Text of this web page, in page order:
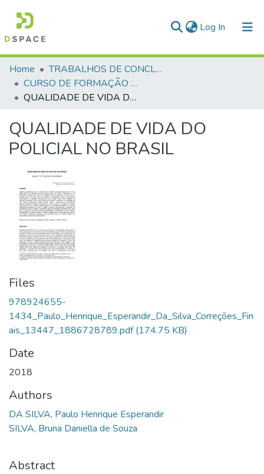
Log In (current)
Communities & Collections
All of DSpace
Home
TRABALHOS DE CONCLUSÃO DE CURSO - CFP (CURSO DE FORMAÇÃO DE PRAÇAS)
CURSO DE FORMAÇÃO DE PRAÇAS - CFP - 2018
QUALIDADE DE VIDA DO POLICIAL NO BRASIL
QUALIDADE DE VIDA DO
POLICIAL NO BRASIL
Files
978924655-
1434_Paulo_Henrique_Esperandir_Da_Silva_Correções_Fin
ais_13447_1886728789.pdf(174.75 KB)
Date
2018
Authors
DA SILVA, Paulo Henrique Esperandir
SILVA, Bruna Daniella de Souza
Abstract